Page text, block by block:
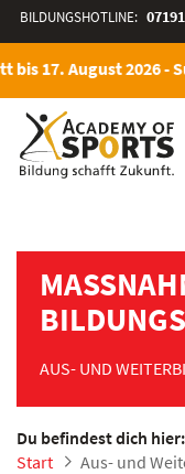
BILDUNGSHOTLINE:
bis 17. August 2026 -
AUS- UND
Du befindest dich hier:
Start
Aus- und